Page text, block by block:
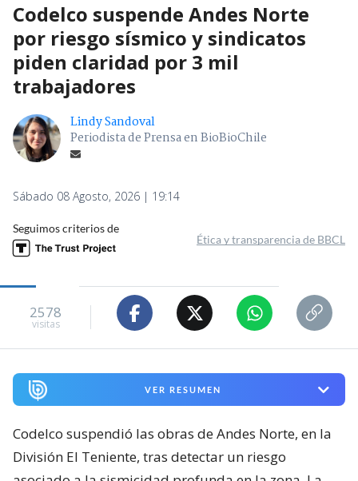
Codelco suspende Andes Norte
por riesgo sísmico y sindicatos
piden claridad por 3 mil
trabajadores
Lindy Sandoval
Periodista de Prensa en BioBioChile
Sábado 08 Agosto, 2026 | 19:14
Seguimos criterios de
Ética y transparencia de BBCL
2578
visitas
VER RESUMEN
Codelco suspendió las obras de Andes Norte, en la
División El Teniente, tras detectar un riesgo